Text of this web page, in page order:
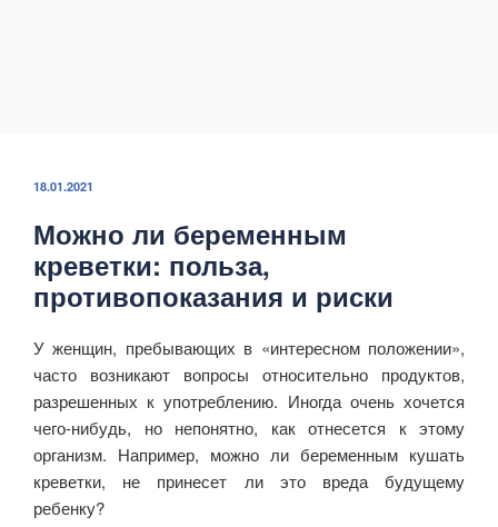
ОПУБЛИКОВАНО
18.01.2021
Можно ли беременным
креветки: польза,
противопоказания и риски
У женщин, пребывающих в «интересном положении»,
часто возникают вопросы относительно продуктов,
разрешенных к употреблению. Иногда очень хочется
чего-нибудь, но непонятно, как отнесется к этому
организм. Например, можно ли беременным кушать
креветки, не принесет ли это вреда будущему
ребенку?